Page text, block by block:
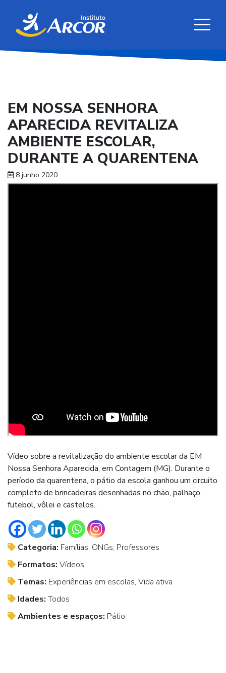
EM NOSSA SENHORA
APARECIDA REVITALIZA
AMBIENTE ESCOLAR,
DURANTE A QUARENTENA
8 junho 2020
Vídeo sobre a revitalização do ambiente escolar da EM
Nossa Senhora Aparecida, em Contagem (MG). Durante o
período da quarentena, o pátio da escola ganhou um circuito
completo de brincadeiras desenhadas no chão, palhaço,
futebol, vôlei e castelos..
Categoria: Famílias, ONGs, Professores
Formatos: Vídeos
Temas: Experiências em escolas, Vida ativa
Idades:Todos
Ambientes e espaços: Pátio